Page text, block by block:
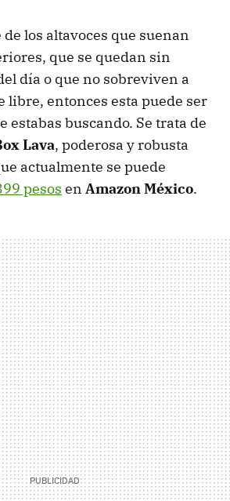
de los altavoces que suenan
que se quedan sin
día o que no sobreviven a
libre, entonces esta puede ser
estabas buscando. Se trata de
Lava, poderosa y robusta
actualmente se puede
pesos en Amazon México.